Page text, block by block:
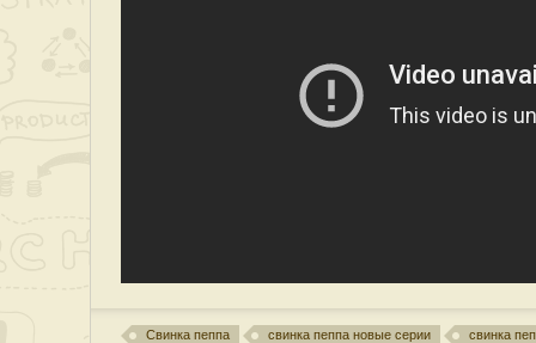
Свинка пеппа свинка пеппа новые серии свинка